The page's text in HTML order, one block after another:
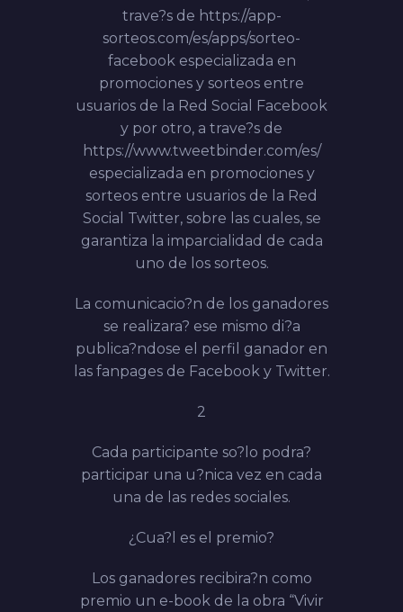
trave?s de https://app-
sorteos.com/es/apps/sorteo-
facebook especializada en
promociones y sorteos entre
usuarios de la Red Social Facebook
y por otro, a trave?s de
https://www.tweetbinder.com/es/
especializada en promociones y
sorteos entre usuarios de la Red
Social Twitter, sobre las cuales, se
garantiza la imparcialidad de cada
uno de los sorteos.
La comunicacio?n de los ganadores
se realizara? ese mismo di?a
publica?ndose el perfil ganador en
las fanpages de Facebook y Twitter.
2
Cada participante so?lo podra?
participar una u?nica vez en cada
una de las redes sociales.
¿Cua?l es el premio?
Los ganadores recibira?n como
premio un e- book de la obra “Vivir